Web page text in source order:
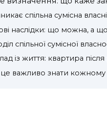
спільна сумісна
наслідки: що можна, а
спільної сумісної
із життя: квартира
важливо знати кожному